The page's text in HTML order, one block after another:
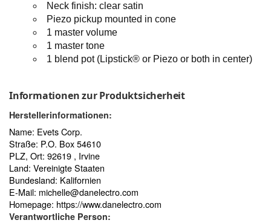
Neck finish: clear satin
Piezo pickup mounted in cone
1 master volume
1 master tone
1 blend pot (Lipstick® or Piezo or both in center)
Informationen zur Produktsicherheit
Herstellerinformationen:
Name: Evets Corp.
Straße: P.O. Box 54610
PLZ, Ort: 92619 , Irvine
Land: Vereinigte Staaten
Bundesland: Kalifornien
E-Mail: michelle@danelectro.com
Homepage: https://www.danelectro.com
Verantwortliche Person: